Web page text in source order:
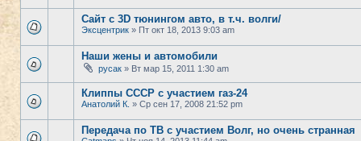
Сайт с 3D тюнингом авто, в т.ч. волги/
Эксцентрик » Пт окт 18, 2013 9:03 am
Наши жены и автомобили
русак » Вт мар 15, 2011 1:30 am
Клиппы СССР с участием газ-24
Анатолий К. » Ср сен 17, 2008 21:52 pm
Передача по ТВ с участием Волг, но очень странная